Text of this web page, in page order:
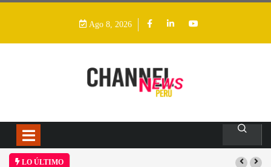
Ago 8, 2026
LO ÚLTIMO